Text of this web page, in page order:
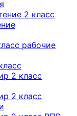
2 класс
рабочие
2 класс
2 класс